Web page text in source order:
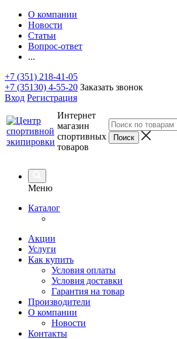
О компании
Новости
Статьи
Вопрос-ответ
...
+7 (351) 218-41-05
+7 (35130) 4-55-20 Заказать звонок
Вход Регистрация
Интернет
магазин
спортивных
товаров
Меню
Каталог
Акции
Услуги
Как купить
Условия оплаты
Условия доставки
Гарантия на товар
Производители
О компании
Новости
Контакты